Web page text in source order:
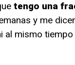
tengo una
y me
al mismo